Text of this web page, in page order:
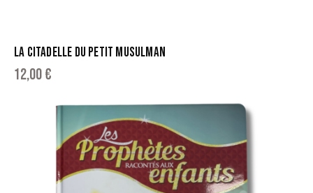
LA CITADELLE DU PETIT MUSULMAN
12,00€